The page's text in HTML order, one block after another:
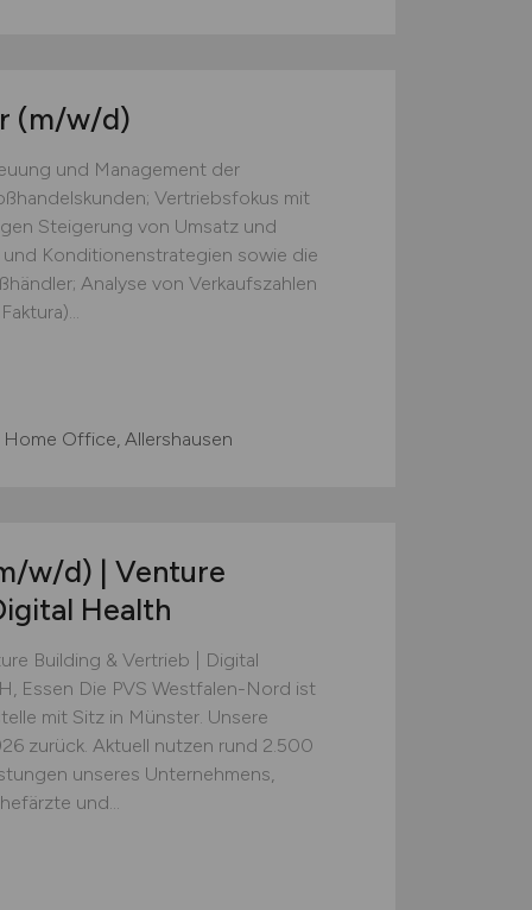
(m/w/d)
und Management der
Vertriebsfokus mit
Steigerung von Umsatz und
Konditionenstrategien sowie die
Analyse von Verkaufszahlen
Office, Allershausen
w/d) | Venture
Health
Building & Vertrieb | Digital
Essen Die PVS Westfalen-Nord ist
mit Sitz in Münster. Unsere
zurück. Aktuell nutzen rund 2.500
unseres Unternehmens,
und...